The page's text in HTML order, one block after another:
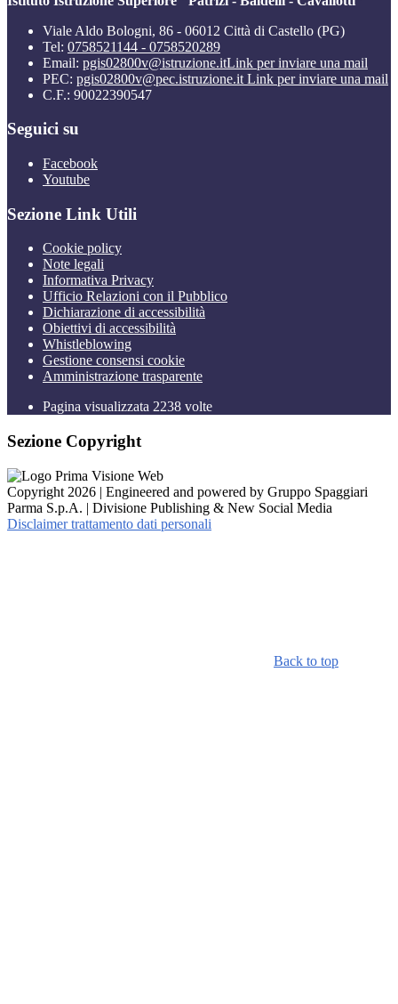
Viale Aldo Bologni, 86 - 06012 Città di Castello (PG)
Tel: 0758521144 - 0758520289
Email: pgis02800v@istruzione.itLink per inviare una mail
PEC: pgis02800v@pec.istruzione.it Link per inviare una mail
C.F.: 90022390547
Seguici su
Facebook
Youtube
Sezione Link Utili
Cookie policy
Note legali
Informativa Privacy
Ufficio Relazioni con il Pubblico
Dichiarazione di accessibilità
Obiettivi di accessibilità
Whistleblowing
Gestione consensi cookie
Amministrazione trasparente
Pagina visualizzata 2238 volte
Sezione Copyright
Copyright 2026 | Engineered and powered by Gruppo Spaggiari
Parma S.p.A. | Divisione Publishing & New Social Media
Disclaimer trattamento dati personali
Back to top